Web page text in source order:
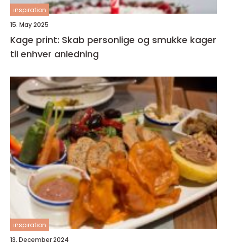
inspiration
15. May 2025
Kage print: Skab personlige og smukke kager
til enhver anledning
inspiration
13. December 2024